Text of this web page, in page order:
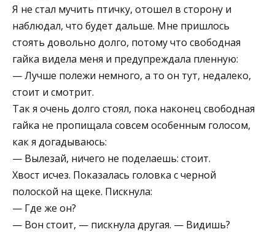
Я не стал мучить птичку, отошел в сторону и
наблюдал, что будет дальше. Мне пришлось
стоять довольно долго, потому что свободная
гайка видела меня и предупреждала пленную:
— Лучше полежи немного, а то он тут, недалеко,
стоит и смотрит.
Так я очень долго стоял, пока наконец свободная
гайка не пропищала совсем особенным голосом,
как я догадываюсь:
— Вылезай, ничего не поделаешь: стоит.
Хвост исчез. Показалась головка с черной
полоской на щеке. Пискнула:
— Где же он?
— Вон стоит, — пискнула другая. — Видишь?